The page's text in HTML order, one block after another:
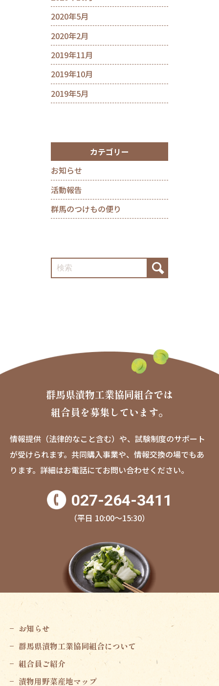
2020年5月
2020年2月
2019年11月
2019年10月
2019年5月
カテゴリー
お知らせ
活動報告
群馬のつけもの便り
群馬県漬物工業協同組合では
組合員を募集しています。
情報提供（法律的なこと含む）や、試験制度のサポート
が受けられます。 共同購入事業や、情報交換の場でもあ
ります。 詳細はお電話にてお問い合わせください。
027-264-3411
（平日 10:00〜15:30）
お知らせ
群馬県漬物工業協同組合について
組合員ご紹介
漬物用野菜産地マップ